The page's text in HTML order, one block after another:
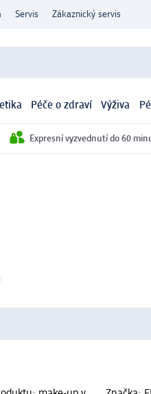
Servis Zákaznický servis
Péče o zdraví Výživa
Expresní vyzvednutí do 60